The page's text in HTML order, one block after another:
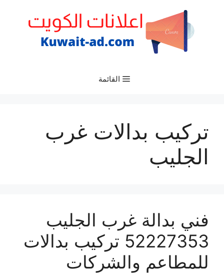
القائمة
تركيب بدالات غرب
الجليب
فني بدالة غرب الجليب
52227353 تركيب بدالات
للمطاعم والشركات